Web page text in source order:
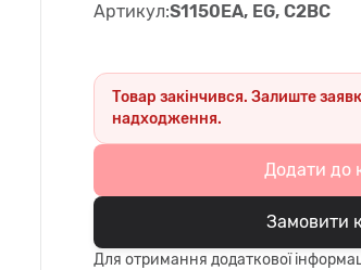
Артикул:S1150EA, EG, C2BC
Товар закінчився. Залиште
надходження.
Додати до
В
Замовити
Для отримання додаткової